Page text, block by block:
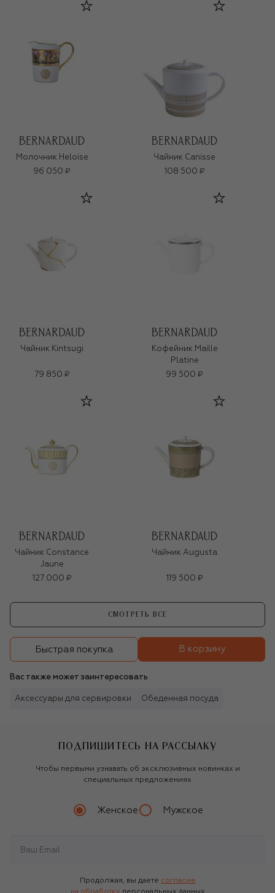
Молочник Heloise
96 050 ₽
Чайник Canisse
108 500 ₽
Чайник Kintsugi
79 850 ₽
Кофейник Maille
Platine
99 500 ₽
Чайник Constance
Jaune
127 000 ₽
Чайник Augusta
119 500 ₽
СМОТРЕТЬ ВСЕ
Быстрая покупка В корзину
Вас также может заинтересовать
Аксессуары для сервировки Обеденная посуда
ПОДПИШИТЕСЬ НА РАССЫЛКУ
Чтобы первыми узнавать об эксклюзивных новинках и
специальных предложениях
Женское Мужское
Продолжая, вы даете согласие